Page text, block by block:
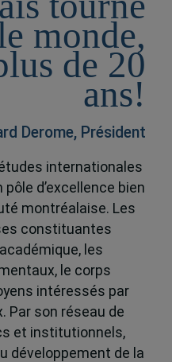
monde,
de 20
ans!
Derome, Président
internationales
d’excellence bien
montréalaise. Les
constituantes
les
le corps
intéressés par
Par son réseau de
et institutionnels,
développement de la